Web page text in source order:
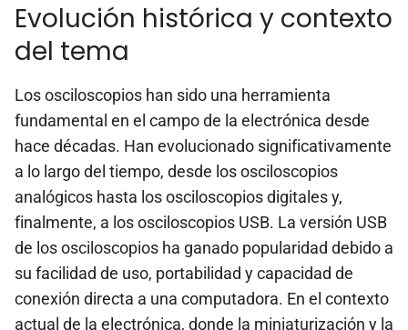
Evolución histórica y contexto
del tema
Los osciloscopios han sido una herramienta
fundamental en el campo de la electrónica desde
hace décadas. Han evolucionado significativamente
a lo largo del tiempo, desde los osciloscopios
analógicos hasta los osciloscopios digitales y,
finalmente, a los osciloscopios USB. La versión USB
de los osciloscopios ha ganado popularidad debido a
su facilidad de uso, portabilidad y capacidad de
conexión directa a una computadora. En el contexto
actual de la electrónica, donde la miniaturización y la